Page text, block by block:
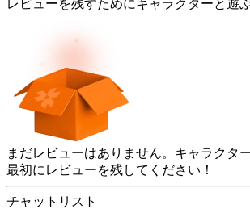
レビューを残すためにキャラクターと遊ぶ
まだレビューはありません。キャラクタ
最初にレビューを残してください！
チャットリスト